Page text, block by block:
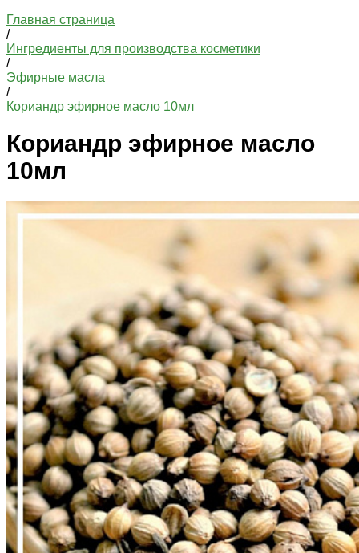
Главная страница
/
Ингредиенты для производства косметики
/
Эфирные масла
/
Кориандр эфирное масло 10мл
Кориандр эфирное масло
10мл